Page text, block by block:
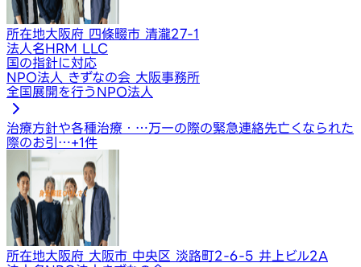
所在地大阪府 四條畷市 清瀧27-1
法人名HRM LLC
国の指針に対応
NPO法人 きずなの会 大阪事務所
全国展開を行うNPO法人
治療方針や各種治療・…万一の際の緊急連絡先亡くなられた
際のお引…+1件
所在地大阪府 大阪市 中央区 淡路町2-6-5 井上ビル2A